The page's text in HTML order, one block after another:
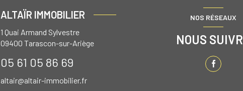
ALTAÏR IMMOBILIER
1 Quai Armand Sylvestre
09400 Tarascon-sur-Ariège
05 61 05 86 69
altair@altair-immobilier.fr
NOS RÉSEAUX
NOUS